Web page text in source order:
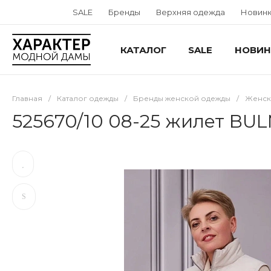
SALE Бренды Верхняя одежда
КАТАЛОГ SALE
Главная / Каталог одежды / Бренды женской одежды /
525670/10 08-25 жилет